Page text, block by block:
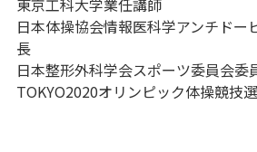
東京工科大学業任講師
日本体操協会情報医科学アンチドー
長
日本整形外科学会スポーツ委員会委
TOKYO2020オリンピック体操競技